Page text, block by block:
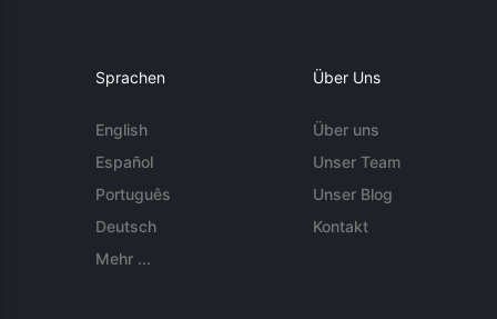
Sprachen
English
Español
Português
Deutsch
Mehr ...
Über Uns
Über uns
Unser Team
Unser Blog
Kontakt